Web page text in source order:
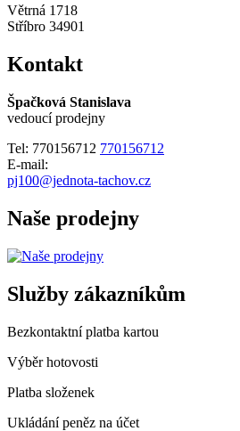
Větrná 1718
Stříbro 34901
Kontakt
Špačková Stanislava
vedoucí prodejny
Tel: 770156712 770156712
E-mail:
pj100@jednota-tachov.cz
Naše prodejny
Služby zákazníkům
Bezkontaktní platba kartou
Výběr hotovosti
Platba složenek
Ukládání peněz na účet